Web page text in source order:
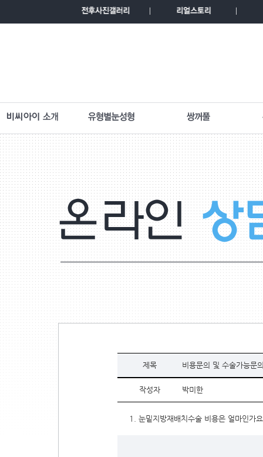
제목 비용문의 및 수술가능문
작성자 박미한
1. 눈밑지방재배치수술 비용은 얼마인가